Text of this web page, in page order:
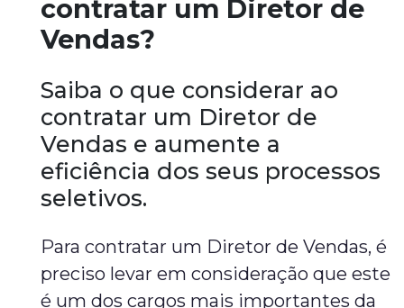
contratar um Diretor de
Vendas?
Saiba o que considerar ao
contratar um Diretor de
Vendas e aumente a
eficiência dos seus processos
seletivos.
Para contratar um Diretor de Vendas, é
preciso levar em consideração que este
é um dos cargos mais importantes da